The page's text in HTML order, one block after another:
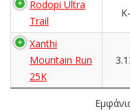
Rodopi Ultra
Trail
Xanthi
Mountain Run
25K